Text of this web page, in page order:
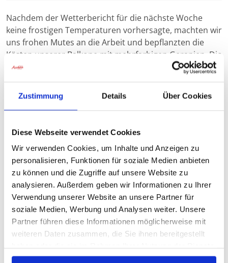
Zustimmung Details Über Cookies
Diese Webseite verwendet Cookies
Wir verwenden Cookies, um Inhalte und Anzeigen zu
personalisieren, Funktionen für soziale Medien anbieten
zu können und die Zugriffe auf unsere Website zu
analysieren. Außerdem geben wir Informationen zu Ihrer
Verwendung unserer Website an unsere Partner für
soziale Medien, Werbung und Analysen weiter. Unsere
Partner führen diese Informationen möglicherweise mit
weiteren Daten zusammen, die Sie ihnen bereitgestellt
gesammelt haben.
Nachdem der Wetterbericht für die nächste Woche
keine frostigen Temperaturen vorhersagte, machten wir
uns frohen Mutes an die Arbeit und bepflanzten die
Kästen unserer Balkone mit mehrfarbigen Geranien. Die
Bewohner*innen brachten viel Wissen und Erfahrung
Haus zu schmücken.